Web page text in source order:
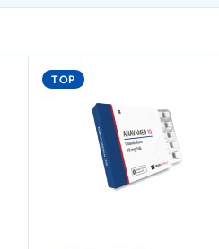
TOP